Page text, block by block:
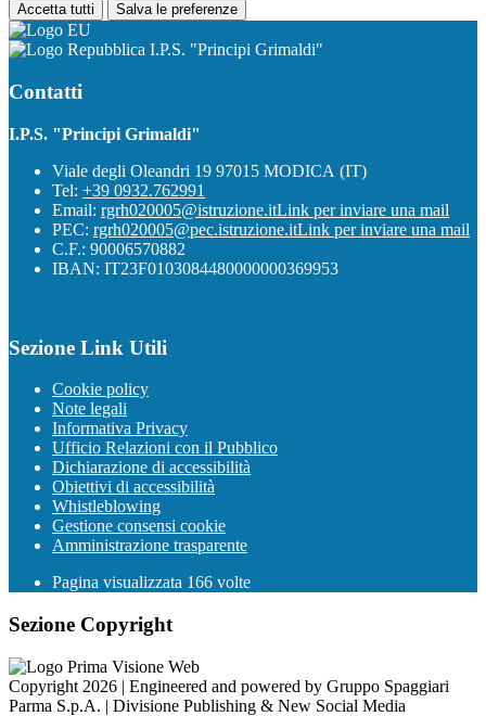
Accetta tutti Salva le preferenze
I.P.S. "Principi Grimaldi"
Contatti
I.P.S. "Principi Grimaldi"
Viale degli Oleandri 19 97015 MODICA (IT)
Tel: +39 0932.762991
Email: rgrh020005@istruzione.itLink per inviare una mail
PEC: rgrh020005@pec.istruzione.itLink per inviare una mail
C.F.: 90006570882
IBAN: IT23F0103084480000000369953
Sezione Link Utili
Cookie policy
Note legali
Informativa Privacy
Ufficio Relazioni con il Pubblico
Dichiarazione di accessibilità
Obiettivi di accessibilità
Whistleblowing
Gestione consensi cookie
Amministrazione trasparente
Pagina visualizzata 166 volte
Sezione Copyright
Copyright 2026 | Engineered and powered by Gruppo Spaggiari
Parma S.p.A. | Divisione Publishing & New Social Media